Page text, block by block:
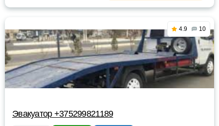
4.9 10
Эвакуатор +375299821189